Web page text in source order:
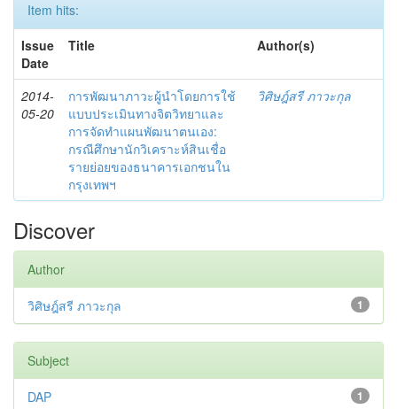
Item hits:
Issue
Date
Title Author(s)
2014-
05-20
การพัฒนาภาวะผู้นำโดยการใช้
แบบประเมินทางจิตวิทยาและ
การจัดทำแผนพัฒนาตนเอง:
กรณีศึกษานักวิเคราะห์สินเชื่อ
รายย่อยของธนาคารเอกชนใน
กรุงเทพฯ
วิศิษฎ์สรี ภาวะกุล
Discover
Author
1
วิศิษฎ์สรี ภาวะกุล
Subject
1
DAP